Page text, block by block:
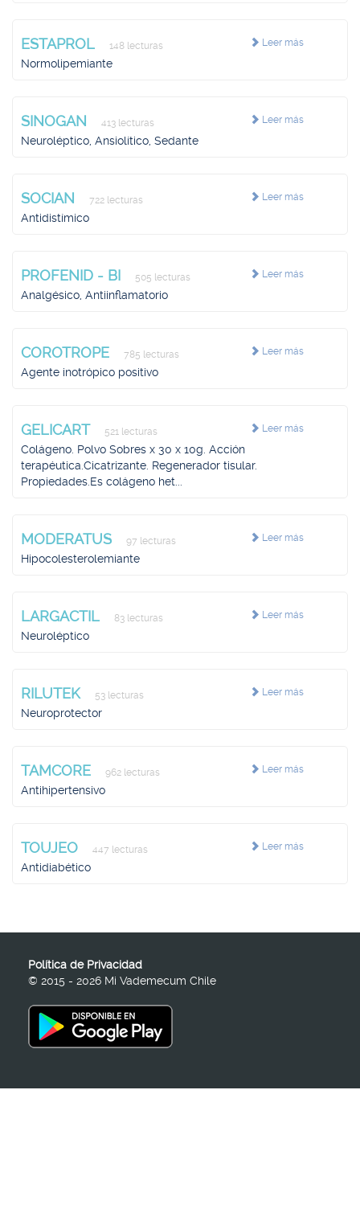
Leer más
ESTAPROL 148 lecturas
Normolipemiante
Leer más
SINOGAN 413 lecturas
Neuroléptico, Ansiolítico, Sedante
Leer más
SOCIAN 722 lecturas
Antidistímico
Leer más
PROFENID - BI 505 lecturas
Analgésico, Antiinflamatorio
Leer más
COROTROPE 785 lecturas
Agente inotrópico positivo
Leer más
GELICART 521 lecturas
Colágeno. Polvo Sobres x 30 x 10g. Acción
terapéutica.Cicatrizante. Regenerador tisular.
Propiedades.Es colágeno het...
Leer más
MODERATUS 97 lecturas
Hipocolesterolemiante
Leer más
LARGACTIL 83 lecturas
Neuroléptico
Leer más
RILUTEK 53 lecturas
Neuroprotector
Leer más
TAMCORE 962 lecturas
Antihipertensivo
Leer más
TOUJEO 447 lecturas
Antidiabético
Política de Privacidad
© 2015 - 2026 Mi Vademecum Chile